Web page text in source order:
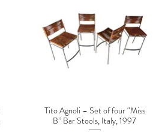
Tito Agnoli – Set of four “Miss
B” Bar Stools, Italy, 1997